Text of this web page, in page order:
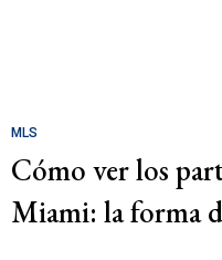
MLS
Cómo ver los
Miami: la forma